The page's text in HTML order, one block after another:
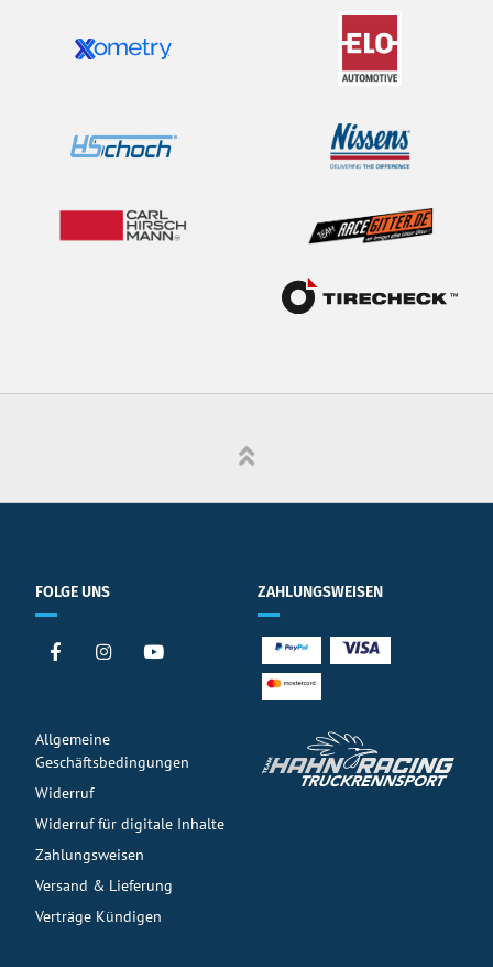
FOLGE UNS ZAHLUNGSWEISEN
Allgemeine
Geschäftsbedingungen
Widerruf
Widerruf für digitale Inhalte
Zahlungsweisen
Versand & Lieferung
Verträge Kündigen